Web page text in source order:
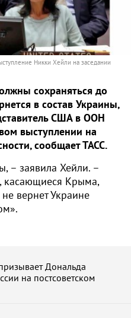
Никки Хейли на заседании
сохраняться до
в состав Украины,
США в ООН
выступлении на
сообщает ТАСС.
– заявила Хейли. –
касающиеся Крыма,
вернет Украине
Дональда
на постсоветском